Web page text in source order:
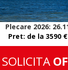
Plecare 2026:
Pret: de la 3590 €
SOLICITA